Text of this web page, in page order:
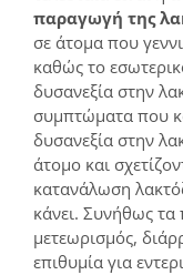
παραγωγή της
σε άτομα που
καθώς το
δυσανεξία στην
συμπτώματα που
δυσανεξία στην
άτομο και
κατανάλωση
κάνει. Συνήθως τα
μετεωρισμός,
επιθυμία για